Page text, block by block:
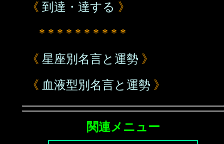
《 到達・達する 》
* * * * * * * * * *
《 星座別名言と運勢 》
《 血液型別名言と運勢 》
関連メニュー